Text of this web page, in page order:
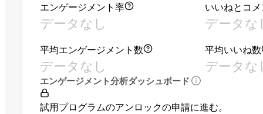
エンゲージメント率
データなし
いいねとコ
データな
平均エンゲージメント数
データなし
平均いいね数
データな
エンゲージメント分析ダッシュボード
試用プログラムのアンロックの申請に進む。